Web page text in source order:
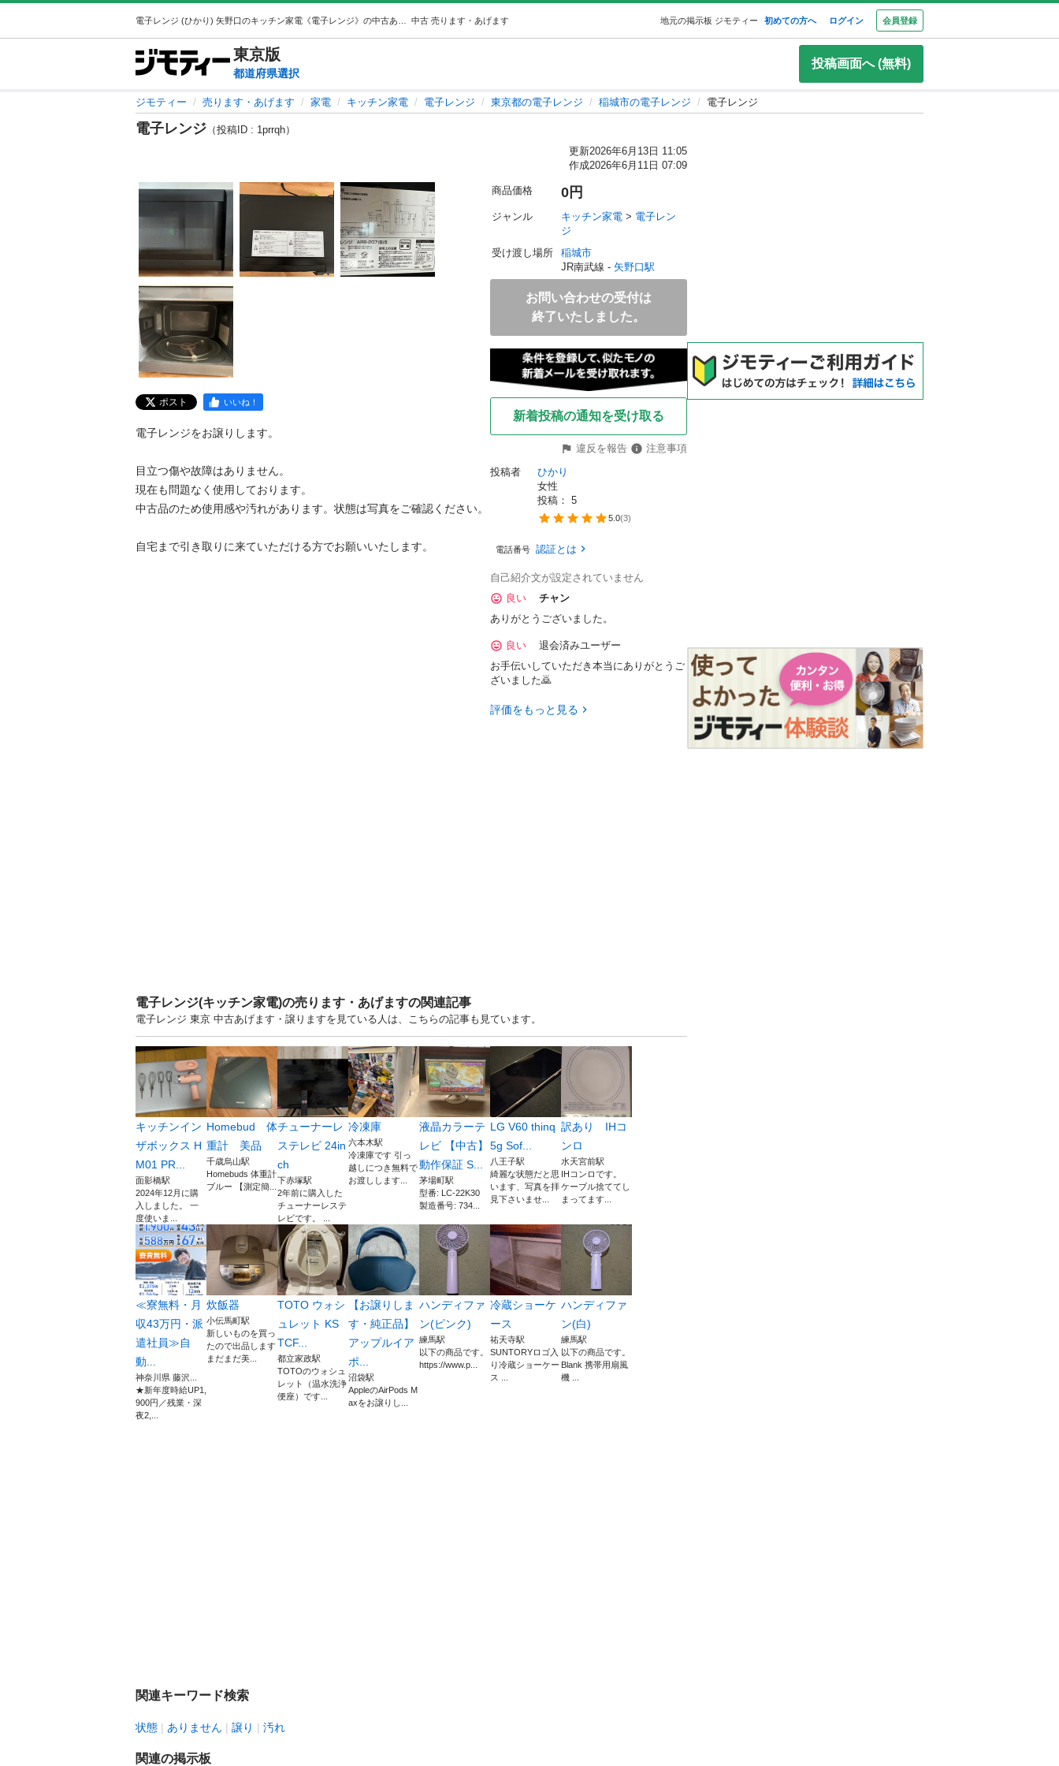
中古 売ります・あげます 地元の掲示板 ジモティー 初めての方へ ログイン 会員登録
東京版
都道府県選択
投稿画面へ (無料)
ジモティー 売ります・あげます 家電 キッチン家電 電子レンジ 東京都の電子レンジ 稲城市の電子レンジ 電子レンジ
電子レンジ （投稿ID : 1prrqh）
更新2026年6月13日 11:05
作成2026年6月11日 07:09
ポスト いいね！
電子レンジをお譲りします。
目立つ傷や故障はありません。
現在も問題なく使用しております。
中古品のため使用感や汚れがあります。状態は写真をご確認ください。
自宅まで引き取りに来ていただける方でお願いいたします。
商品価格 0円
ジャンル キッチン家電 > 電子レン
ジ
受け渡し場所
稲城市
JR南武線 - 矢野口駅
お問い合わせの受付は
終了いたしました。
新着投稿の通知を受け取る
違反を報告
注意事項
投稿者
ひかり
女性
投稿： 5
5.0(3)
電話番号 認証とは
自己紹介文が設定されていません
良い
チャン
ありがとうございました。
良い
退会済みユーザー
お手伝いしていただき本当にありがとうご
ざいました🙇
評価をもっと見る
電子レンジ(キッチン家電)の売ります・あげますの関連記事
電子レンジ 東京 中古あげます・譲りますを見ている人は、こちらの記事も見ています。
キッチンイン
ザボックス H
M01 PR...
面影橋駅
2024年12月に購
入しました。 一
度使いま...
Homebud 体
重計 美品
千歳烏山駅
Homebuds 体重計
ブルー 【測定簡...
チューナーレ
ステレビ 24in
ch
下赤塚駅
2年前に購入した
チューナーレステ
レビです。 ...
冷凍庫
六本木駅
冷凍庫です 引っ
越しにつき無料で
お渡しします...
液晶カラーテ
レビ 【中古】
動作保証 S...
茅場町駅
型番: LC-22K30
製造番号: 734...
LG V60 thinq
5g Sof...
八王子駅
綺麗な状態だと思
います、写真を拝
見下さいませ...
訳あり IHコ
ンロ
水天宮前駅
IHコンロです。
ケーブル捨ててし
まってます...
≪寮無料・月
収43万円・派
遣社員≫自
動...
神奈川県 藤沢...
★新年度時給UP1,
900円／残業・深
夜2,...
炊飯器
小伝馬町駅
新しいものを買っ
たので出品します
まだまだ美...
TOTO ウォシ
ュレット KS
TCF...
都立家政駅
TOTOのウォシュ
レット（温水洗浄
便座）です...
【お譲りしま
す・純正品】
アップルイア
ポ...
沼袋駅
AppleのAirPods M
axをお譲りし...
ハンディファ
ン(ピンク)
練馬駅
以下の商品です。
https://www.p...
冷蔵ショーケ
ース
祐天寺駅
SUNTORYロゴ入
り冷蔵ショーケー
ス ...
ハンディファ
ン(白)
練馬駅
以下の商品です。
Blank 携帯用扇風
機 ...
関連キーワード検索
状態 ありません 譲り 汚れ
関連の掲示板